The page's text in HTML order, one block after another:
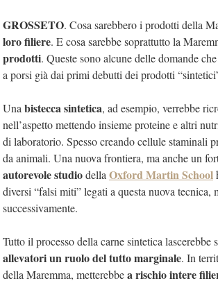
GROSSETO. Cosa sarebbero i prodotti della
loro filiere. E cosa sarebbe soprattutto la
prodotti. Queste sono alcune delle domande
a porsi già dai primi debutti dei prodotti
Una bistecca sintetica, ad esempio, verrebbe
nell’aspetto mettendo insieme proteine e altri
di laboratorio. Spesso creando cellule staminali
da animali. Una nuova frontiera, ma anche un
autorevole studiodella Oxford Martin School
diversi “falsi miti” legati a questa nuova tecnica,
successivamente.
Tutto il processo della carne sintetica lascerebbe
allevatori un ruolo del tutto marginale. In
della Maremma, metterebbea rischio intere